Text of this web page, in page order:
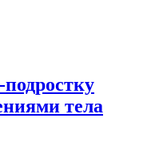
тела